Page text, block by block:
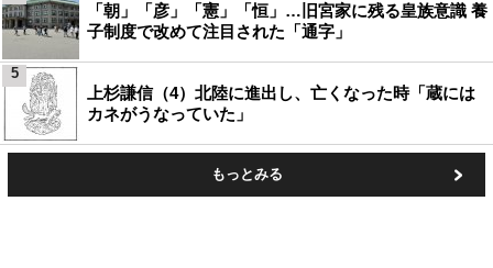
「朝」「彦」「憲」「恒」…旧宮家に残る皇族意識 養
子制度で改めて注目された「通字」
上杉謙信（4）北陸に進出し、亡くなった時「蔵には
カネがうなっていた」
5
もっとみる